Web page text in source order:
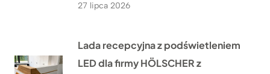
27 lipca 2026
Lada recepcyjna z podświetleniem
LED dla firmy HÖLSCHER z